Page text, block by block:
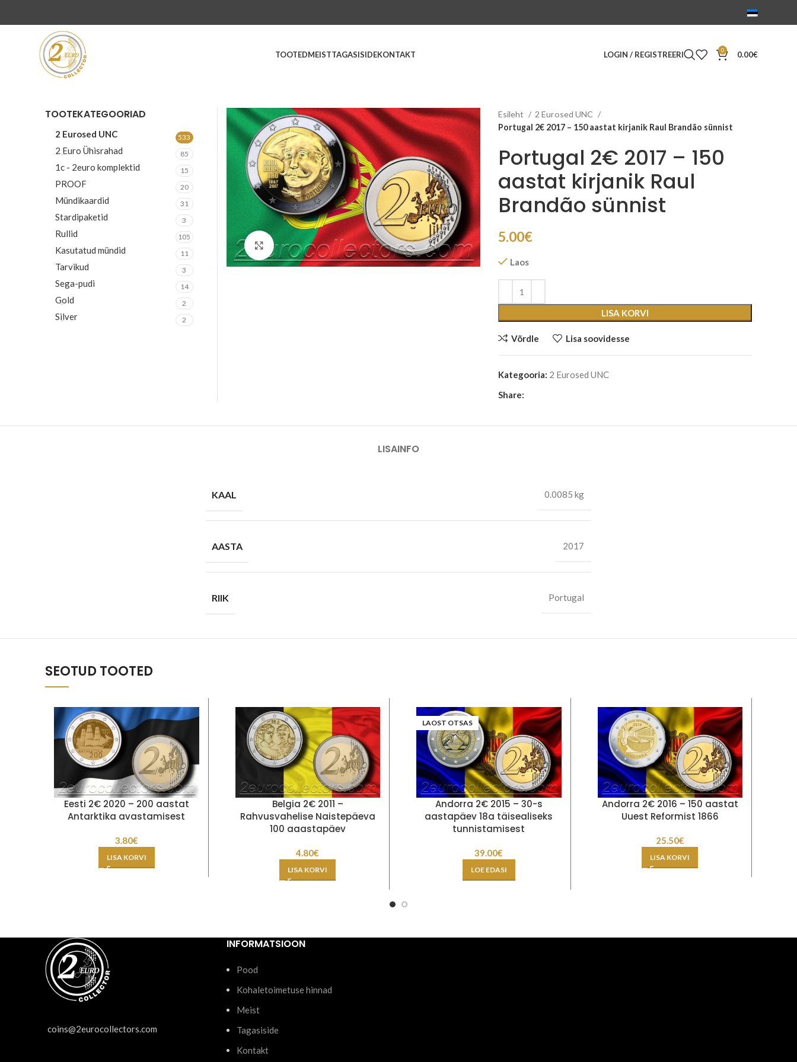
TOOTEDMEISTTAGASISIDEKONTAKT LOGIN / REGISTREERI 0 0.00€
Suurenda
Esileht
2 Eurosed UNC
Portugal 2€ 2017 – 150 aastat kirjanik Raul Brandão sünnist
Portugal 2€ 2017 – 150
aastat kirjanik Raul
Brandão sünnist
5.00€
Laos
LISA KORVI
Võrdle Lisa soovidesse
Kategooria: 2 Eurosed UNC
Share:
TOOTEKATEGOORIAD
2 Eurosed UNC 533
2 Euro Ühisrahad 85
1c - 2euro komplektid 15
PROOF 20
Mündikaardid 31
Stardipaketid 3
Rullid 105
Kasutatud mündid 11
Tarvikud 3
Sega-pudi 14
Gold 2
Silver 2
LISAINFO
KAAL 0.0085 kg
AASTA 2017
RIIK Portugal
SEOTUD TOOTED
Eesti 2€ 2020 – 200 aastat
Antarktika avastamisest
3.80€
LISA KORVI
Belgia 2€ 2011 –
Rahvusvahelise Naistepäeva
100 aaastapäev
4.80€
LISA KORVI
LAOST OTSAS
Andorra 2€ 2015 – 30-s
aastapäev 18a täisealiseks
tunnistamisest
39.00€
LOE EDASI
Andorra 2€ 2016 – 150 aastat
Uuest Reformist 1866
25.50€
LISA KORVI
coins@2eurocollectors.com
INFORMATSIOON
Pood
Kohaletoimetuse hinnad
Meist
Tagasiside
Kontakt